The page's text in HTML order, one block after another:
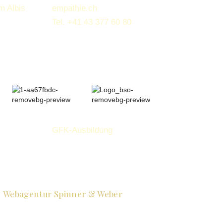
Albis
empathie.ch
Tel. +41 43 377 60 80
GFK-Ausbildung
Webagentur Spinner & Weber